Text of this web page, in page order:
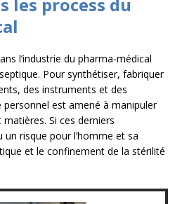
les process du
l’industrie du pharma-médical
Pour synthétiser, fabriquer
des instruments et des
est amené à manipuler
Si ces derniers
risque pour l’homme et sa
et le confinement de la stérilité